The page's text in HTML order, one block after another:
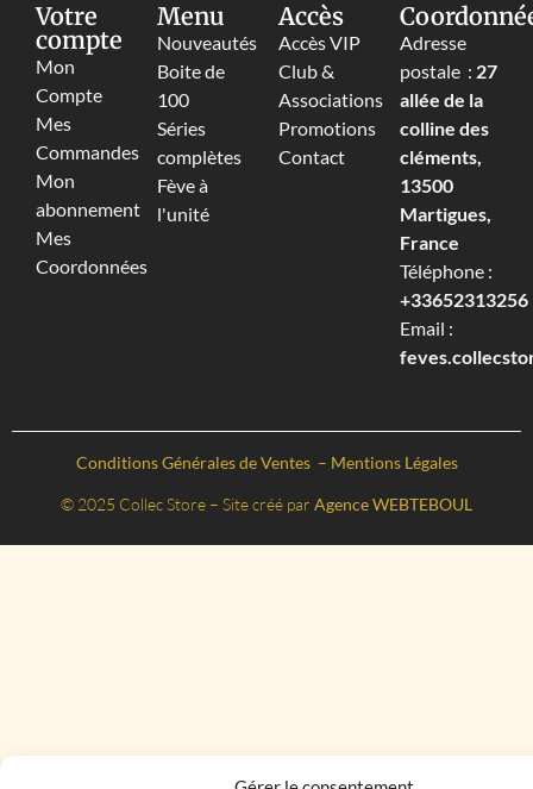
Votre
compte
Mon
Compte
Mes
Commandes
Mon
abonnement
Mes
Coordonnées
Menu
Nouveautés
Boite de
100
Séries
complètes
Fève à
l'unité
Accès
Accès VIP
Club &
Associations
Promotions
Contact
Adresse
postale : 27
allée de la
colline des
cléments,
13500
Martigues,
France
Téléphone :
+33652313256‬
Email :
Conditions Générales de Ventes – Mentions Légales
© 2025 Collec Store – Site créé par Agence WEBTEBOUL